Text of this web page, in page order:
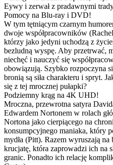
Eywy i zerwał z pradawnymi
Pomocy na Blu-ray i DVD!
W tym tętniącym czarnym
dwoje współpracowników
którzy jako jedyni uchodzą z
bezludną wyspę. Aby przetrwać,
niechęć i nauczyć się
obowiązują. Szybko rozpoczyna
bronią są siła charakteru i spryt.
się z tej mrocznej pułapki?
Podziemny krąg na 4K UHD!
Mroczna, przewrotna satyra
Edwardem Nortonem w rolach
Nortona jako cierpiącego na
konsumpcyjnego maniaka, który
mydła (Pitt). Razem wyruszają
krucjatę, która zaprowadzi ich na
granic. Ponadto ich relację